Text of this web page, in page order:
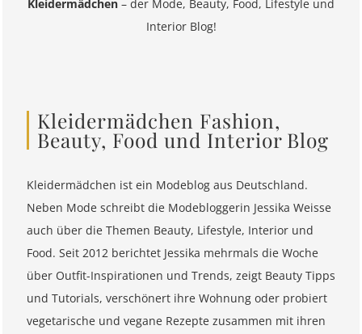
Kleidermädchen – der Mode, Beauty, Food, Lifestyle und
Interior Blog!
Kleidermädchen Fashion,
Beauty, Food und Interior Blog
Kleidermädchen ist ein Modeblog aus Deutschland.
Neben Mode schreibt die Modebloggerin Jessika Weisse
auch über die Themen Beauty, Lifestyle, Interior und
Food. Seit 2012 berichtet Jessika mehrmals die Woche
über Outfit-Inspirationen und Trends, zeigt Beauty Tipps
und Tutorials, verschönert ihre Wohnung oder probiert
vegetarische und vegane Rezepte zusammen mit ihren